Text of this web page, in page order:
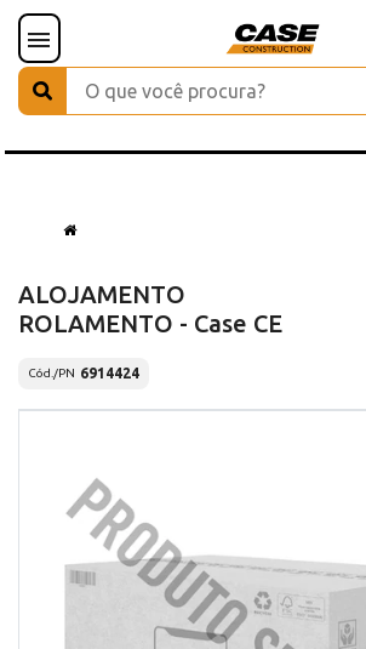
ALOJAMENTO
ROLAMENTO - Case CE
Cód./PN 6914424